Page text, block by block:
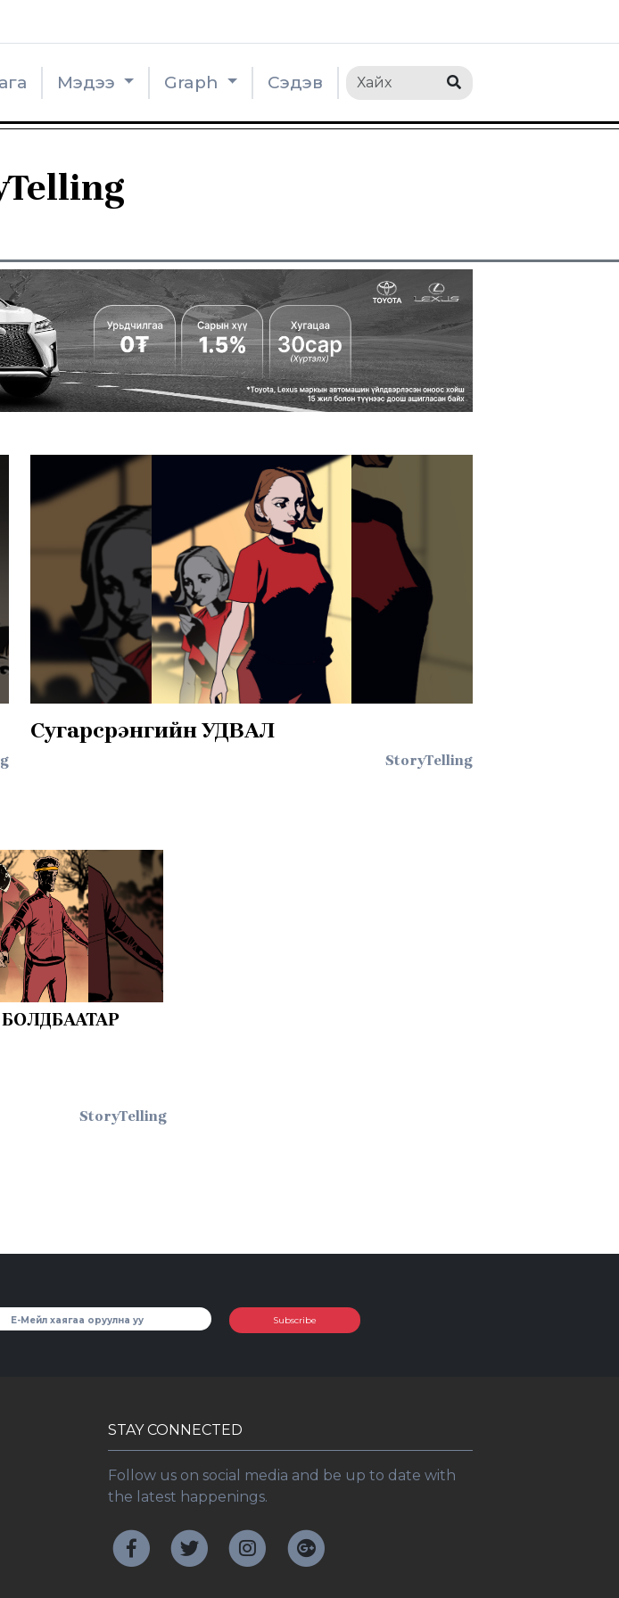
Мэдээ Graph Сэдэв
Сугарсүрэнгийн УДВАЛ
StoryTelling
БОЛДБААТАР
StoryTelling
Subscribe
STAY CONNECTED
Follow us on social media and be up to date with
the latest happenings.